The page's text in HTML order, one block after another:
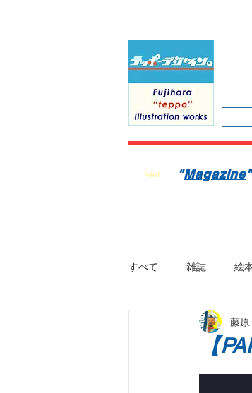
New! "Magazine"
すべて 雑誌 絵
プレ
【
藤原